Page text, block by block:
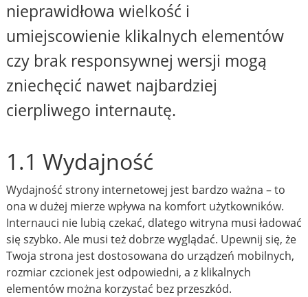
nieprawidłowa wielkość i
umiejscowienie klikalnych elementów
czy brak responsywnej wersji mogą
zniechęcić nawet najbardziej
cierpliwego internautę.
1.1 Wydajność
Wydajność strony internetowej jest bardzo ważna – to
ona w dużej mierze wpływa na komfort użytkowników.
Internauci nie lubią czekać, dlatego witryna musi ładować
się szybko. Ale musi też dobrze wyglądać. Upewnij się, że
Twoja strona jest dostosowana do urządzeń mobilnych,
rozmiar czcionek jest odpowiedni, a z klikalnych
elementów można korzystać bez przeszkód.